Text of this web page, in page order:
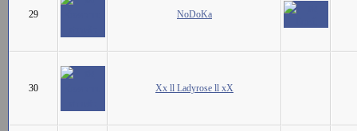
29 NoDoKa
30 Xx ll Ladyrose ll xX